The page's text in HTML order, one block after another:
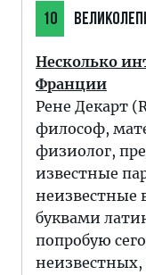
10
Несколько
Франции
Рене Декарт
философ,
физиолог,
известные
неизвестные
буквами
попробую